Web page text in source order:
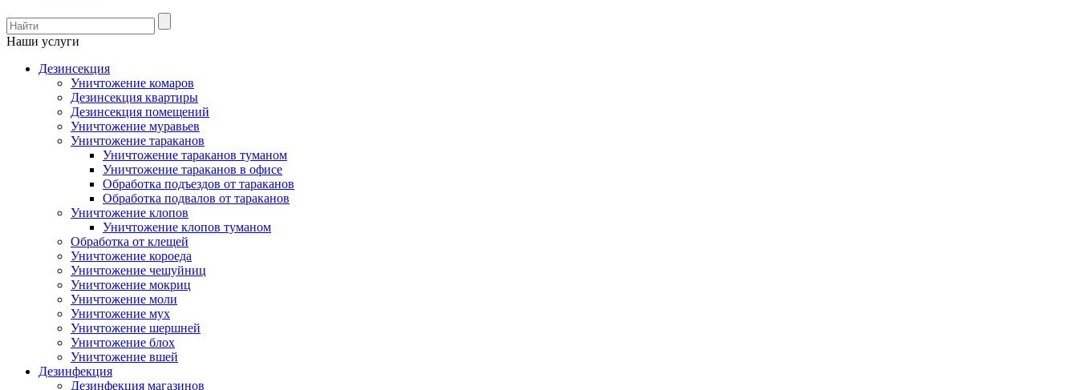
Наши услуги
Дезинсекция
Уничтожение комаров
Дезинсекция квартиры
Дезинсекция помещений
Уничтожение муравьев
Уничтожение тараканов
Уничтожение тараканов туманом
Уничтожение тараканов в офисе
Обработка подъездов от тараканов
Обработка подвалов от тараканов
Уничтожение клопов
Уничтожение клопов туманом
Обработка от клещей
Уничтожение короеда
Уничтожение чешуйниц
Уничтожение мокриц
Уничтожение моли
Уничтожение мух
Уничтожение шершней
Уничтожение блох
Уничтожение вшей
Дезинфекция
Дезинфекция магазинов